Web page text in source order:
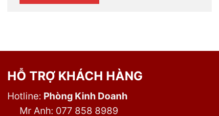
HỖ TRỢ KHÁCH HÀNG
Hotline: Phòng Kinh Doanh
Mr Anh: 077 858 8989